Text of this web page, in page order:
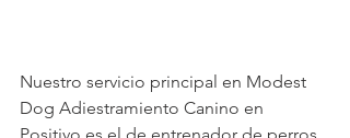
Nuestro servicio principal en Modest
Dog Adiestramiento Canino en